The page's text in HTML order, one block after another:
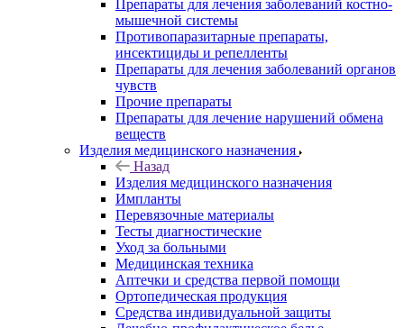
Препараты для лечения заболеваний костно-
мышечной системы
Противопаразитарные препараты,
инсектициды и репелленты
Препараты для лечения заболеваний органов
чувств
Прочие препараты
Препараты для лечение нарушений обмена
веществ
Изделия медицинского назначения
Назад
Изделия медицинского назначения
Импланты
Перевязочные материалы
Тесты диагностические
Уход за больными
Медицинская техника
Аптечки и средства первой помощи
Ортопедическая продукция
Средства индивидуальной защиты